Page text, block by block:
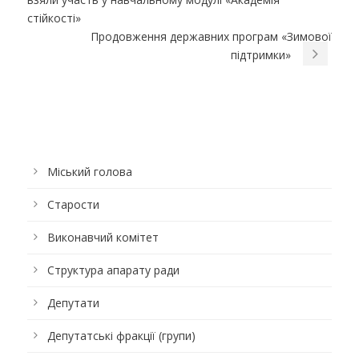
стійкості»
Продовження державних програм «Зимової
підтримки»
Міський голова
Старости
Виконавчий комітет
Структура апарату ради
Депутати
Депутатські фракції (групи)